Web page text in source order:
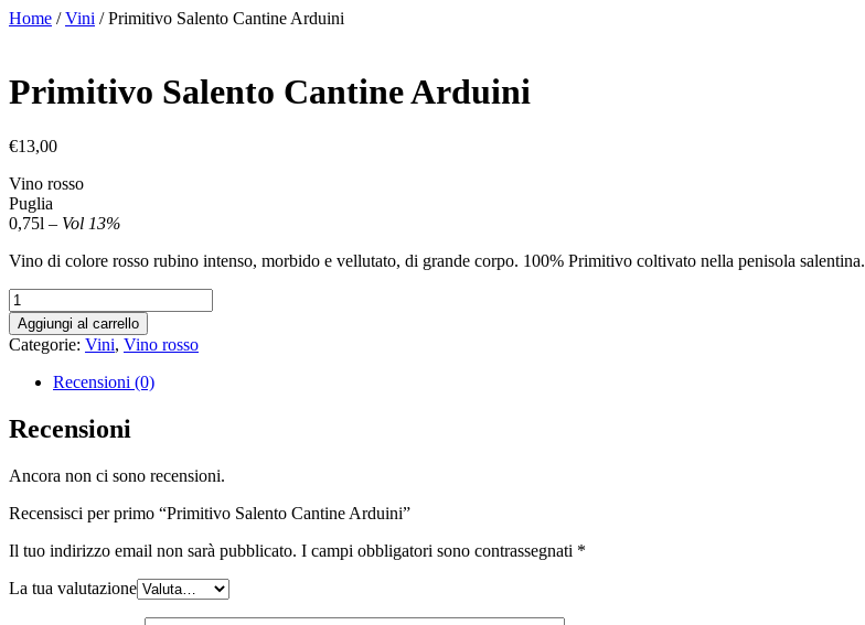
Vai
Home /Vini / Primitivo Salento Cantine Arduini
Primitivo Salento Cantine Arduini
€13,00
Vino rosso
Puglia
0,75l – Vol 13%
Vino di colore rosso rubino intenso, morbido e vellutato, di grande corpo. 100% Primitivo coltivato nella penisola salentina.
Primitivo
Salento
Cantine
Arduini
quantità
Aggiungi al carrello
Categorie: Vini, Vino rosso
Recensioni (0)
Recensioni
Ancora non ci sono recensioni.
Recensisci per primo “Primitivo Salento Cantine Arduini”
Il tuo indirizzo email non sarà pubblicato. I campi obbligatori sono contrassegnati *
La tua valutazione